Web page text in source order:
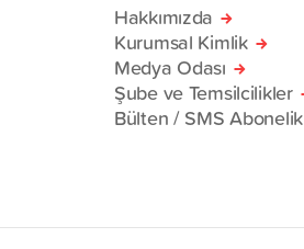
Hakkımızda
Kurumsal Kimlik
Medya Odası
Şube ve Temsilcilikler
Bülten / SMS Abonelik